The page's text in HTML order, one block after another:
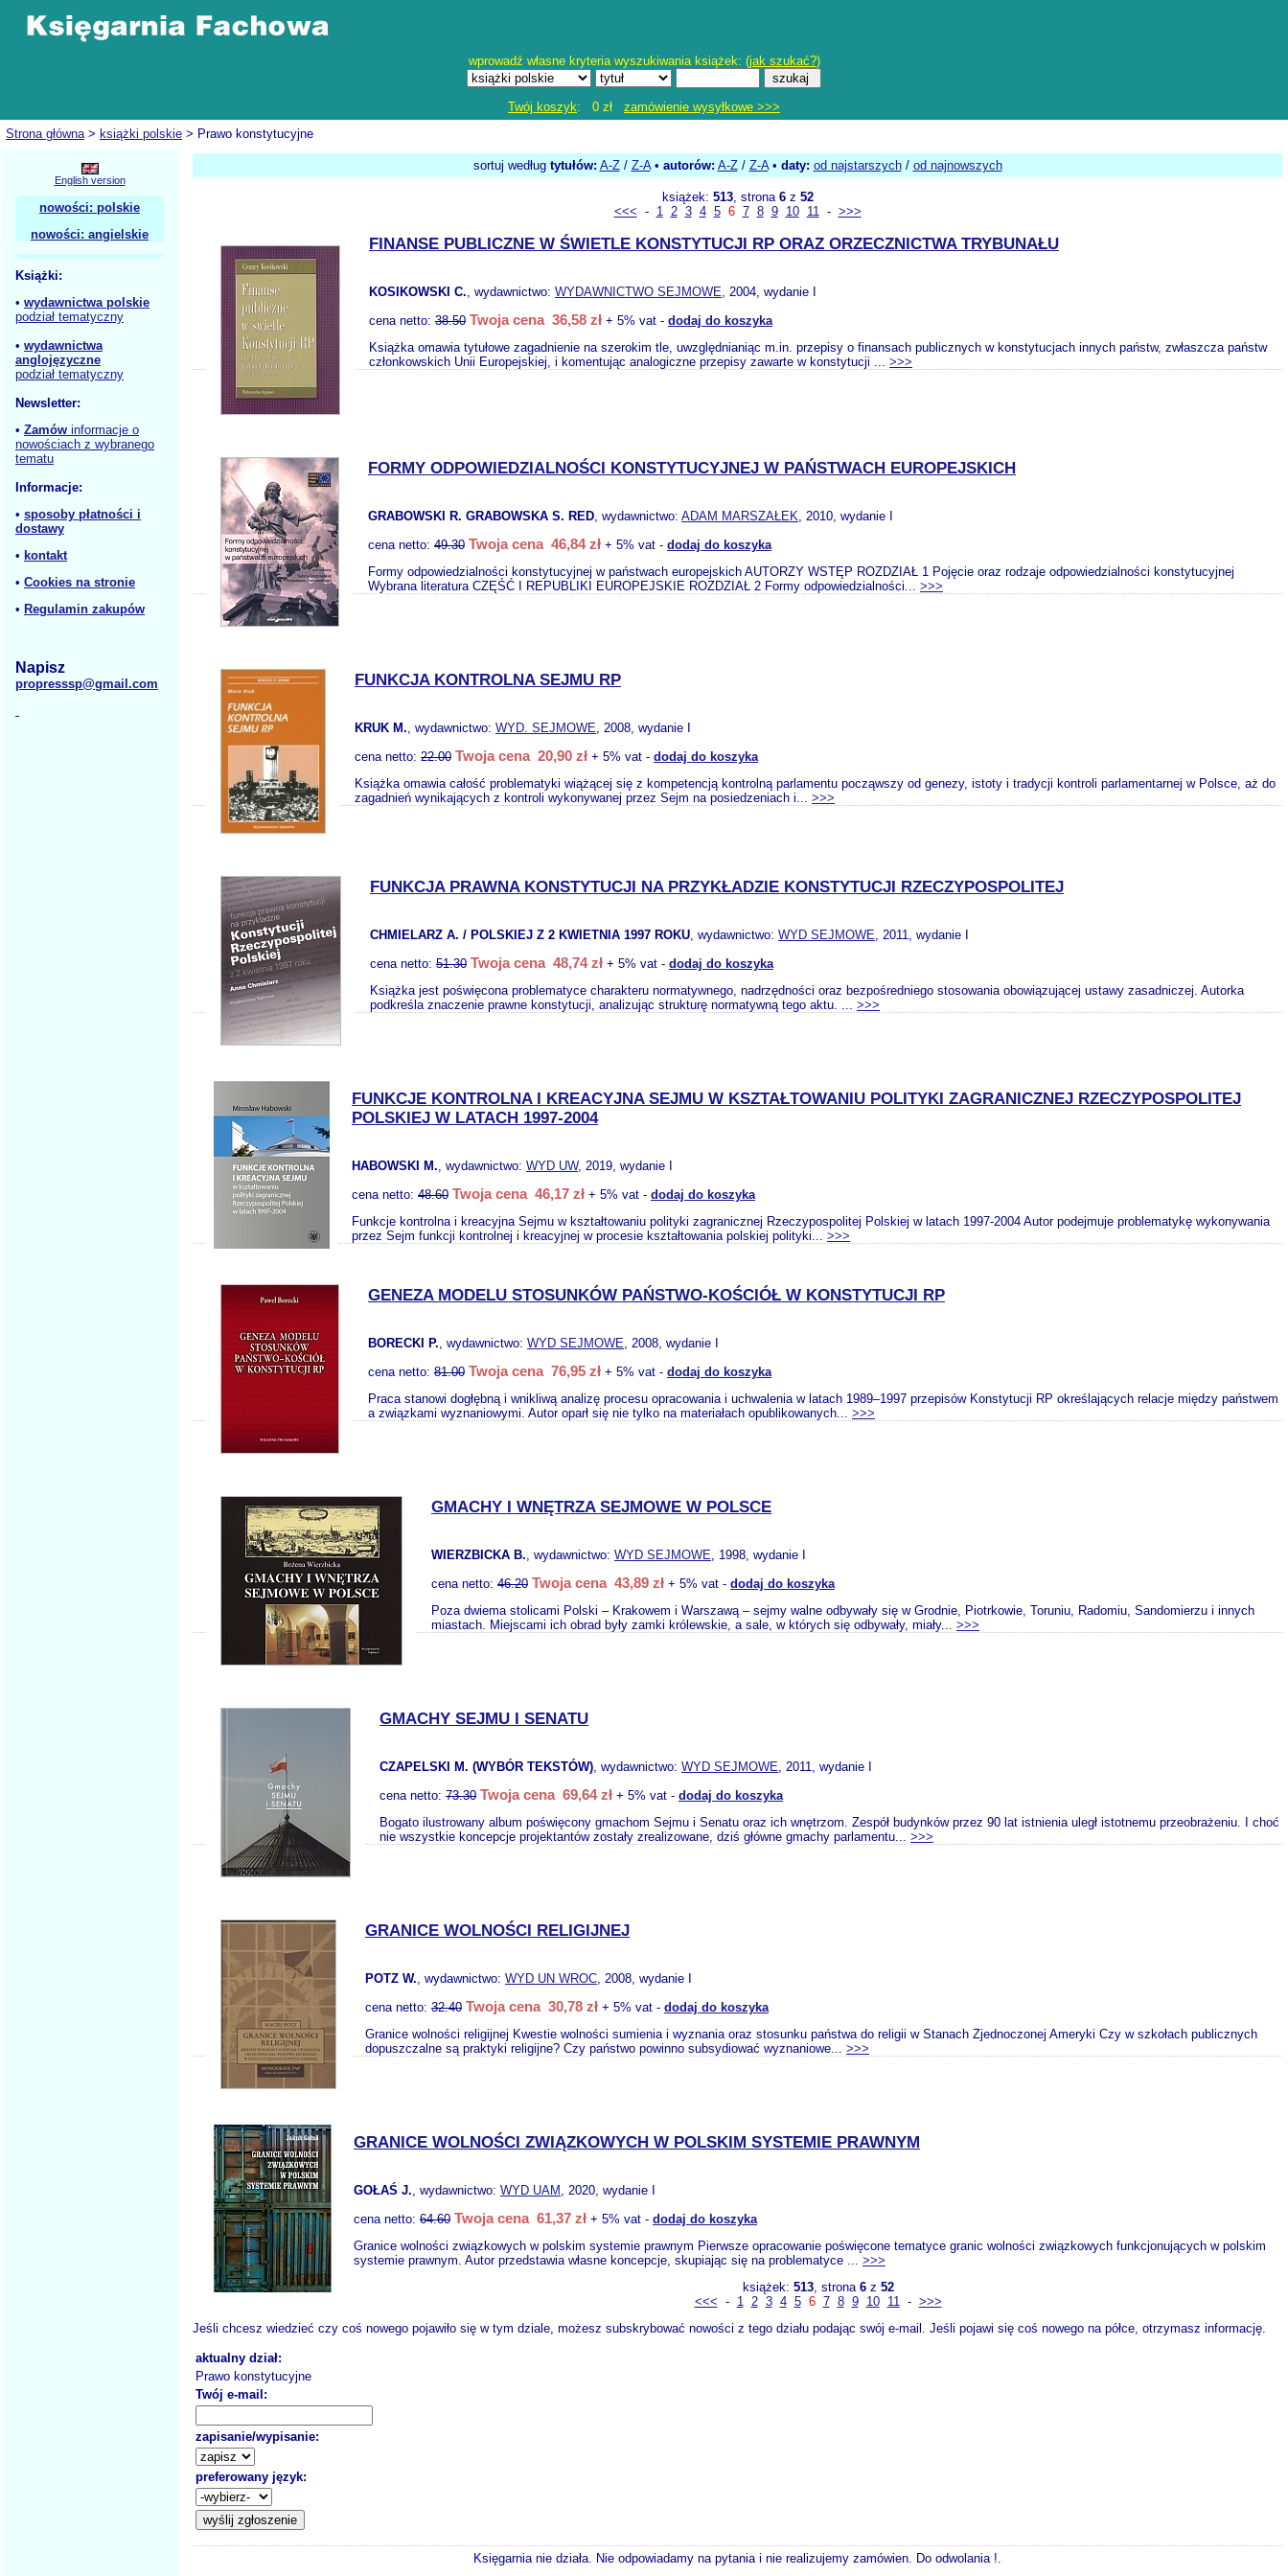
wprowadź własne kryteria wyszukiwania książek: (jak szukać?)
Twój koszyk: 0 zł zamówienie wysyłkowe >>>
Strona główna> książki polskie > Prawo konstytucyjne
English version
nowości: polskie
nowości: angielskie
Książki:
• wydawnictwa polskie
podział tematyczny
• wydawnictwa
anglojęzyczne
podział tematyczny
Newsletter:
• Zamów informacje o
nowościach z wybranego
tematu
Informacje:
• sposoby płatności i
dostawy
• kontakt
• Cookies na stronie
• Regulamin zakupów
Napisz
propresssp@gmail.com
sortuj według tytułów: A-Z/ Z-A• autorów: A-Z/ Z-A• daty: od najstarszych/ od najnowszych
książek: 513, strona 6z 52
<<< - 1 2 3 4 5 6 7 8 9 10 11- >>>
FINANSE PUBLICZNE W ŚWIETLE KONSTYTUCJI RP ORAZ ORZECZNICTWA TRYBUNAŁU
KOSIKOWSKI C., wydawnictwo: WYDAWNICTWO SEJMOWE, 2004, wydanie I
cena netto: 38.50 Twoja cena 36,58 zł + 5% vat - dodaj do koszyka
Książka omawia tytułowe zagadnienie na szerokim tle, uwzględnianiąc m.in. przepisy o finansach publicznych w konstytucjach innych państw, zwłaszcza państw
członkowskich Unii Europejskiej, i komentując analogiczne przepisy zawarte w konstytucji ... >>>
FORMY ODPOWIEDZIALNOŚCI KONSTYTUCYJNEJ W PAŃSTWACH EUROPEJSKICH
GRABOWSKI R. GRABOWSKA S. RED, wydawnictwo: ADAM MARSZAŁEK, 2010, wydanie I
cena netto: 49.30 Twoja cena 46,84 zł + 5% vat - dodaj do koszyka
Formy odpowiedzialności konstytucyjnej w państwach europejskich AUTORZY WSTĘP ROZDZIAŁ 1 Pojęcie oraz rodzaje odpowiedzialności konstytucyjnej
Wybrana literatura CZĘŚĆ I REPUBLIKI EUROPEJSKIE ROZDZIAŁ 2 Formy odpowiedzialności... >>>
FUNKCJA KONTROLNA SEJMU RP
KRUK M., wydawnictwo: WYD. SEJMOWE, 2008, wydanie I
cena netto: 22.00 Twoja cena 20,90 zł + 5% vat - dodaj do koszyka
Książka omawia całość problematyki wiążącej się z kompetencją kontrolną parlamentu począwszy od genezy, istoty i tradycji kontroli parlamentarnej w Polsce, aż do
zagadnień wynikających z kontroli wykonywanej przez Sejm na posiedzeniach i... >>>
FUNKCJA PRAWNA KONSTYTUCJI NA PRZYKŁADZIE KONSTYTUCJI RZECZYPOSPOLITEJ
CHMIELARZ A. / POLSKIEJ Z 2 KWIETNIA 1997 ROKU, wydawnictwo: WYD SEJMOWE, 2011, wydanie I
cena netto: 51.30 Twoja cena 48,74 zł + 5% vat - dodaj do koszyka
Książka jest poświęcona problematyce charakteru normatywnego, nadrzędności oraz bezpośredniego stosowania obowiązującej ustawy zasadniczej. Autorka
podkreśla znaczenie prawne konstytucji, analizując strukturę normatywną tego aktu. ... >>>
FUNKCJE KONTROLNA I KREACYJNA SEJMU W KSZTAŁTOWANIU POLITYKI ZAGRANICZNEJ RZECZYPOSPOLITEJ
POLSKIEJ W LATACH 1997-2004
HABOWSKI M., wydawnictwo: WYD UW, 2019, wydanie I
cena netto: 48.60 Twoja cena 46,17 zł + 5% vat - dodaj do koszyka
Funkcje kontrolna i kreacyjna Sejmu w kształtowaniu polityki zagranicznej Rzeczypospolitej Polskiej w latach 1997-2004 Autor podejmuje problematykę wykonywania
przez Sejm funkcji kontrolnej i kreacyjnej w procesie kształtowania polskiej polityki... >>>
GENEZA MODELU STOSUNKÓW PAŃSTWO-KOŚCIÓŁ W KONSTYTUCJI RP
BORECKI P., wydawnictwo: WYD SEJMOWE, 2008, wydanie I
cena netto: 81.00 Twoja cena 76,95 zł + 5% vat - dodaj do koszyka
Praca stanowi dogłębną i wnikliwą analizę procesu opracowania i uchwalenia w latach 1989–1997 przepisów Konstytucji RP określających relacje między państwem
a związkami wyznaniowymi. Autor oparł się nie tylko na materiałach opublikowanych... >>>
GMACHY I WNĘTRZA SEJMOWE W POLSCE
WIERZBICKA B., wydawnictwo: WYD SEJMOWE, 1998, wydanie I
cena netto: 46.20 Twoja cena 43,89 zł + 5% vat - dodaj do koszyka
Poza dwiema stolicami Polski – Krakowem i Warszawą – sejmy walne odbywały się w Grodnie, Piotrkowie, Toruniu, Radomiu, Sandomierzu i innych
miastach. Miejscami ich obrad były zamki królewskie, a sale, w których się odbywały, miały... >>>
GMACHY SEJMU I SENATU
CZAPELSKI M. (WYBÓR TEKSTÓW), wydawnictwo: WYD SEJMOWE, 2011, wydanie I
cena netto: 73.30 Twoja cena 69,64 zł + 5% vat - dodaj do koszyka
Bogato ilustrowany album poświęcony gmachom Sejmu i Senatu oraz ich wnętrzom. Zespół budynków przez 90 lat istnienia uległ istotnemu przeobrażeniu. I choć
nie wszystkie koncepcje projektantów zostały zrealizowane, dziś główne gmachy parlamentu... >>>
GRANICE WOLNOŚCI RELIGIJNEJ
POTZ W., wydawnictwo: WYD UN WROC, 2008, wydanie I
cena netto: 32.40 Twoja cena 30,78 zł + 5% vat - dodaj do koszyka
Granice wolności religijnej Kwestie wolności sumienia i wyznania oraz stosunku państwa do religii w Stanach Zjednoczonej Ameryki Czy w szkołach publicznych
dopuszczalne są praktyki religijne? Czy państwo powinno subsydiować wyznaniowe... >>>
GRANICE WOLNOŚCI ZWIĄZKOWYCH W POLSKIM SYSTEMIE PRAWNYM
GOŁAŚ J., wydawnictwo: WYD UAM , 2020, wydanie I
cena netto: 64.60 Twoja cena 61,37 zł + 5% vat - dodaj do koszyka
Granice wolności związkowych w polskim systemie prawnym Pierwsze opracowanie poświęcone tematyce granic wolności związkowych funkcjonujących w polskim
systemie prawnym. Autor przedstawia własne koncepcje, skupiając się na problematyce ... >>>
książek: 513, strona 6z 52
<<< - 1 2 3 4 5 6 7 8 9 10 11- >>>
Jeśli chcesz wiedzieć czy coś nowego pojawiło się w tym dziale, możesz subskrybować nowości z tego działu podając swój e-mail. Jeśli pojawi się coś nowego na półce, otrzymasz informację.
aktualny dział:
Prawo konstytucyjne
Twój e-mail:
zapisanie/wypisanie:
preferowany język:
Księgarnia nie działa. Nie odpowiadamy na pytania i nie realizujemy zamówien. Do odwolania !.